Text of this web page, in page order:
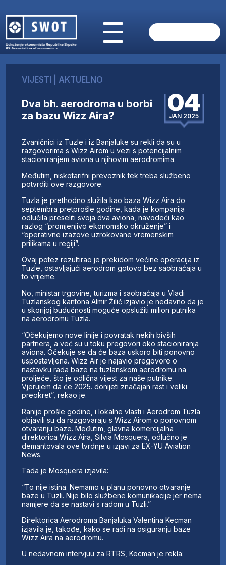
O NAMA
AKTUELNO
ANALIZE
FINANSIJE
IZ STRANIH MEDIJA
SWOT INTERVJU
KONTAKT
VIJESTI AKTUELNO
Dva bh. aerodroma u borbi
za bazu Wizz Aira?
04
JAN 2025
Zvaničnici iz Tuzle i iz Banjaluke su rekli da su u
razgovorima s Wizz Airom u vezi s potencijalnim
stacioniranjem aviona u njihovim aerodromima.
Međutim, niskotarifni prevoznik tek treba službeno
potvrditi ove razgovore.
Tuzla je prethodno služila kao baza Wizz Aira do
septembra pretprošle godine, kada je kompanija
odlučila preseliti svoja dva aviona, navodeći kao
razlog “promjenjivo ekonomsko okruženje” i
“operativne izazove uzrokovane vremenskim
prilikama u regiji”.
Ovaj potez rezultirao je prekidom većine operacija iz
Tuzle, ostavljajući aerodrom gotovo bez saobraćaja u
to vrijeme.
No, ministar trgovine, turizma i saobraćaja u Vladi
Tuzlanskog kantona Almir Žilić izjavio je nedavno da je
u skorijoj budućnosti moguće opslužiti milion putnika
na aerodromu Tuzla.
“Očekujemo nove linije i povratak nekih bivših
partnera, a već su u toku pregovori oko stacioniranja
aviona. Očekuje se da će baza uskoro biti ponovno
uspostavljena. Wizz Air je najavio pregovore o
nastavku rada baze na tuzlanskom aerodromu na
proljeće, što je odlična vijest za naše putnike.
Vjerujem da će 2025. donijeti značajan rast i veliki
preokret”, rekao je.
Ranije prošle godine, i lokalne vlasti i Aerodrom Tuzla
objavili su da razgovaraju s Wizz Airom o ponovnom
otvaranju baze. Međutim, glavna komercijalna
direktorica Wizz Aira, Silvia Mosquera, odlučno je
demantovala ove tvrdnje u izjavi za EX-YU Aviation
News.
Tada je Mosquera izjavila:
“To nije istina. Nemamo u planu ponovno otvaranje
baze u Tuzli. Nije bilo službene komunikacije jer nema
namjere da se nastavi s radom u Tuzli.”
Direktorica Aerodroma Banjaluka Valentina Kecman
izjavila je, takođe, kako se radi na osiguranju baze
Wizz Aira na aerodromu.
U nedavnom intervjuu za RTRS, Kecman je rekla: